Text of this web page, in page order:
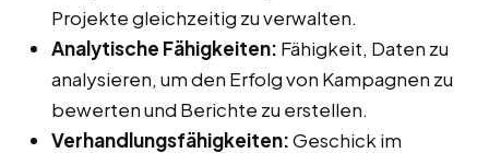
Projekte gleichzeitig zu verwalten.
Analytische Fähigkeiten: Fähigkeit, Daten zu
analysieren, um den Erfolg von Kampagnen zu
bewerten und Berichte zu erstellen.
Verhandlungsfähigkeiten:Geschick im